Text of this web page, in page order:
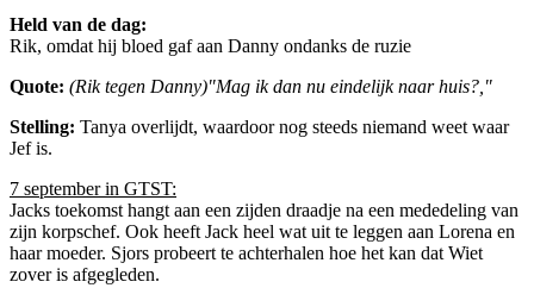
Held van de dag:
Rik, omdat hij bloed gaf aan Danny ondanks de ruzie
Quote: (Rik tegen Danny)"Mag ik dan nu eindelijk naar huis?,"
Stelling: Tanya overlijdt, waardoor nog steeds niemand weet waar
Jef is.
7 september in GTST:
Jacks toekomst hangt aan een zijden draadje na een mededeling van
zijn korpschef. Ook heeft Jack heel wat uit te leggen aan Lorena en
haar moeder. Sjors probeert te achterhalen hoe het kan dat Wiet
zover is afgegleden.